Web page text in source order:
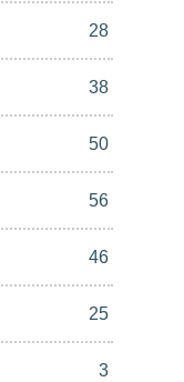
28
38
50
56
46
25
3